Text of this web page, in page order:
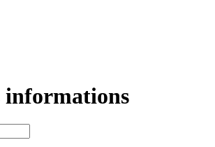
informations